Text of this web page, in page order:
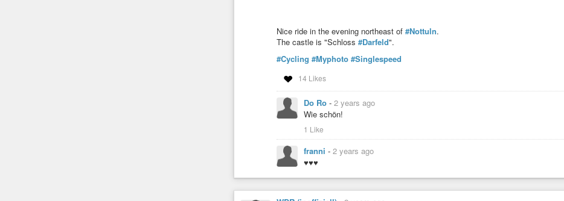
Nice ride in the evening northeast of #Nottuln.
The castle is "Schloss #Darfeld".
#Cycling #Myphoto #Singlespeed
14 Likes
Do Ro - 2 years ago
Wie schön!
1 Like
franni - 2 years ago
♥♥♥